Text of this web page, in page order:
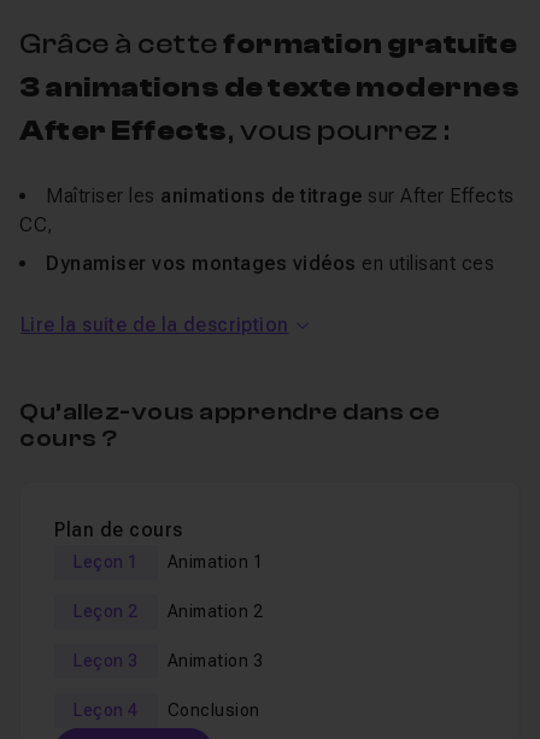
Grâce à cette formation gratuite
3 animations de texte modernes
After Effects, vous pourrez :
Maîtriser les animations de titrage sur After Effects
CC,
Dynamiser vos montages vidéos en utilisant ces
Professionnaliser vos titrages
Créer desLower Thirdsprofessionnels.
A qui cette formation s’adresse-t-elle ?
(niveau intermédiaire) et souhaitez connaître des
effets de titrages professionnels pour dynamiser vos
Lire la suite de la description
Qu’allez-vous apprendre dans ce
cours ?
Plan de cours
Leçon 1 Animation 1
Leçon 2 Animation 2
Leçon 3 Animation 3
Leçon 4 Conclusion